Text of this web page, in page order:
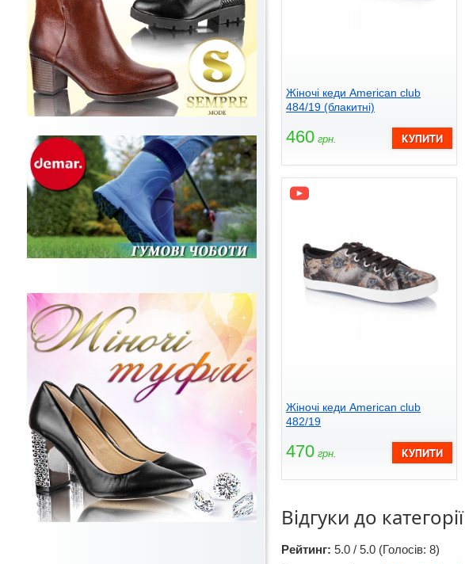
Жіночі кеди American club
484/19 (блакитні)
460 грн.
Жіночі кеди American club
482/19
470 грн.
Відгуки до категорії
Рейтинг: 5.0 / 5.0 (Голосів: 8)